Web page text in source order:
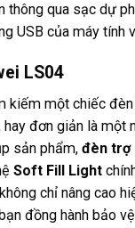
thông qua sạc dự
USB của máy tính
LS04
kiếm một chiếc
đơn giản là một
sản phẩm, đèn trợ
Soft Fill Light
chỉ nâng cao
đồng hành bảo